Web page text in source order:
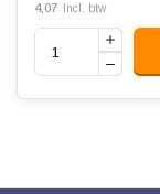
4,07 Incl. btw